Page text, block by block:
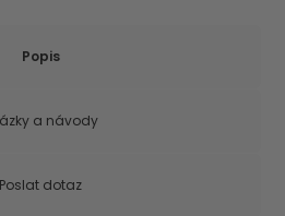
Popis
a návody
Poslat dotaz